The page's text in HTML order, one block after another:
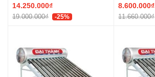
14.250.000₫
19.000.000₫ -25%
8.600.000₫
11.660.000₫